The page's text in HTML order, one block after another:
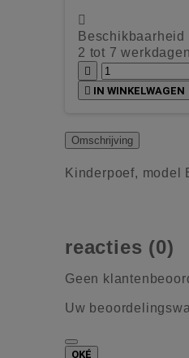

2 tot 7 werkdagen

 IN WINKELWAGEN
Omschrijving
Kinderpoef, model
reacties (0)
Geen
Uw
OKÉ